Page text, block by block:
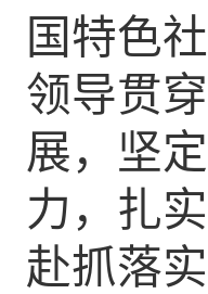
国特色
领导贯
展， 坚
力，扎
赴抓落实